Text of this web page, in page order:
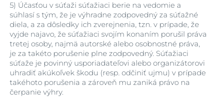
5) Účasťou v súťaži súťažiaci berie na vedomie a
súhlasí s tým, že je výhradne zodpovedný za súťažné
diela, a za dôsledky ich zverejnenia, tzn. v prípade, že
vyjde najavo, že súťažiaci svojím konaním porušil práva
tretej osoby, najmä autorské alebo osobnostné práva,
je za takéto porušenie plne zodpovedný. Súťažiaci
súťaže je povinný usporiadateľovi alebo organizátorovi
uhradiť akúkoľvek škodu (resp. odčiniť ujmu) v prípade
takéhoto porušenia a zároveň mu zaniká právo na
čerpanie výhry.